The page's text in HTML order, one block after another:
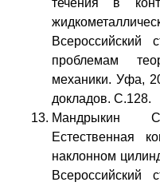
Всероссийский
проблемам
механики. Уфа,
докладов. C.128.
Мандрыкин
Естественная
наклонном
Всероссийский